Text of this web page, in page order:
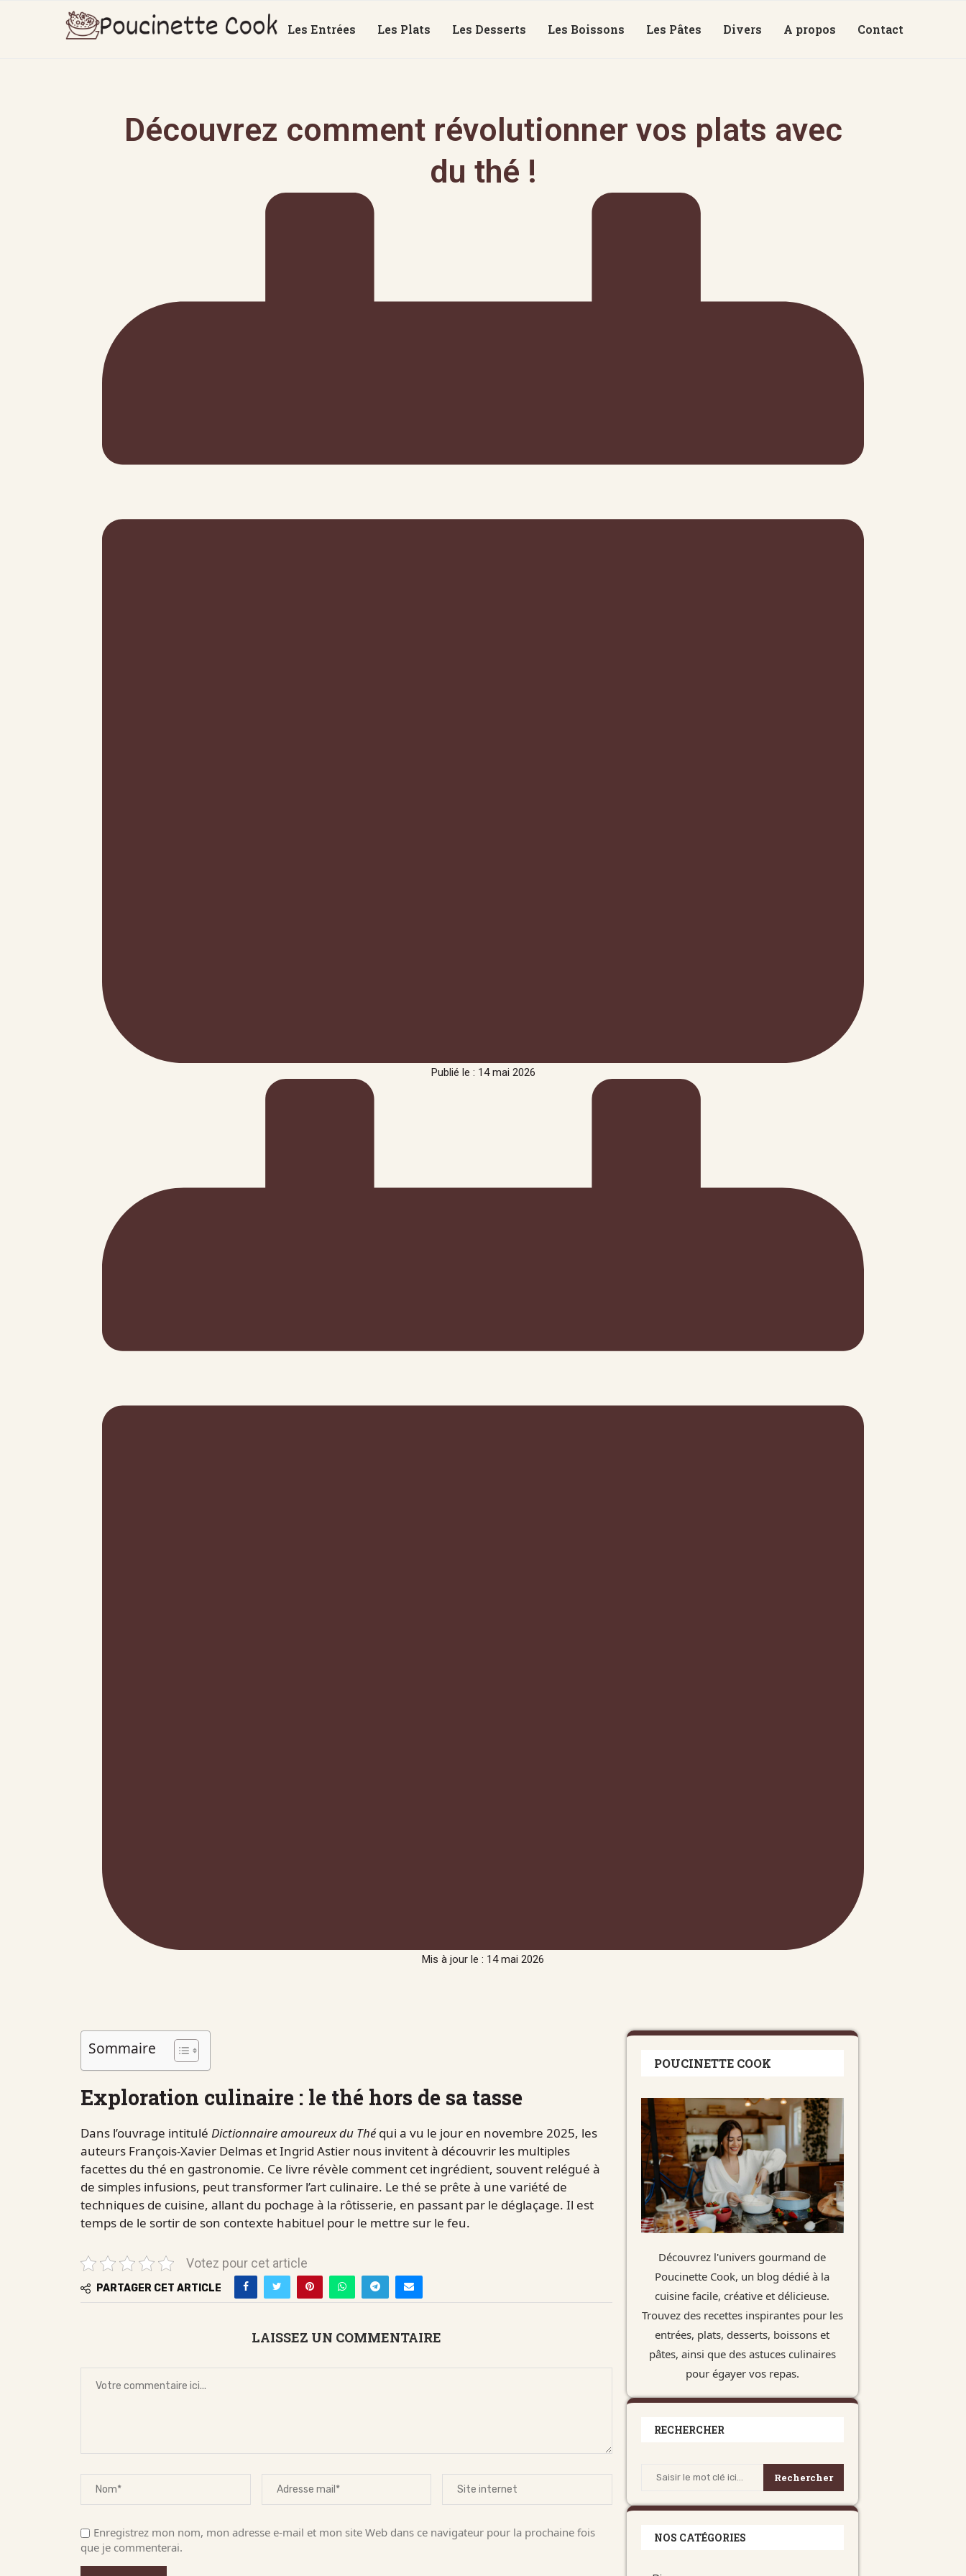
Les Entrées Les Plats Les Desserts Les Boissons Les Pâtes Divers A propos Contact
Découvrez comment révolutionner vos plats avec
du thé !
Publié le : 14 mai 2026
Mis à jour le : 14 mai 2026
Sommaire
Exploration culinaire : le thé hors de sa tasse
Dans l’ouvrage intitulé Dictionnaire amoureux du Thé qui a vu le jour en novembre 2025, les
auteurs François-Xavier Delmas et Ingrid Astier nous invitent à découvrir les multiples
facettes du thé en gastronomie. Ce livre révèle comment cet ingrédient, souvent relégué à
de simples infusions, peut transformer l’art culinaire. Le thé se prête à une variété de
techniques de cuisine, allant du pochage à la rôtisserie, en passant par le déglaçage. Il est
temps de le sortir de son contexte habituel pour le mettre sur le feu.
Votez pour cet article
PARTAGER CET ARTICLE
LAISSEZ UN COMMENTAIRE
Enregistrez mon nom, mon adresse e-mail et mon site Web dans ce navigateur pour la prochaine fois
que je commenterai.
POUCINETTE COOK
Découvrez l'univers gourmand de
Poucinette Cook, un blog dédié à la
cuisine facile, créative et délicieuse.
Trouvez des recettes inspirantes pour les
entrées, plats, desserts, boissons et
pâtes, ainsi que des astuces culinaires
pour égayer vos repas.
RECHERCHER
Rechercher
NOS CATÉGORIES